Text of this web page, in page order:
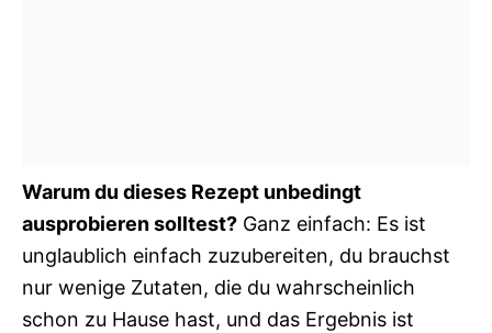
Warum du dieses Rezept unbedingt
ausprobieren solltest? Ganz einfach: Es ist
unglaublich einfach zuzubereiten, du brauchst
nur wenige Zutaten, die du wahrscheinlich
schon zu Hause hast, und das Ergebnis ist